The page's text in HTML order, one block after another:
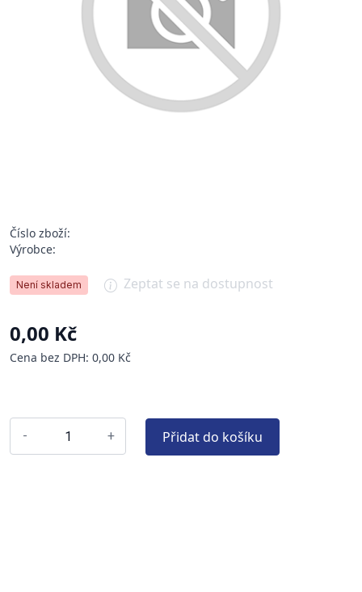
Číslo zboží:
Výrobce:
Není skladem Zeptat se na dostupnost
0,00 Kč
Cena bez DPH: 0,00 Kč
- + Přidat do košíku